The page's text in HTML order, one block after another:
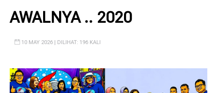
AWALNYA .. 2020
10 MAY 2026 | DILIHAT: 196 KALI